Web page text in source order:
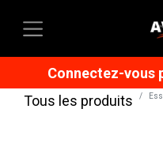
Connectez-vous
Tous les produits